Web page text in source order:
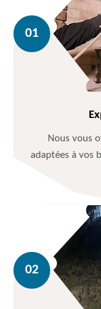
Nous vous
adaptées à vos